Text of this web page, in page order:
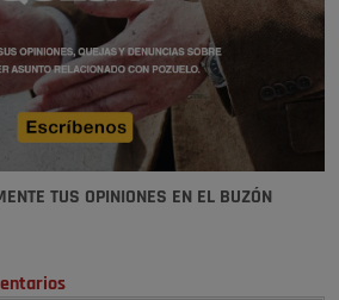
TUS OPINIONES EN EL BUZÓN